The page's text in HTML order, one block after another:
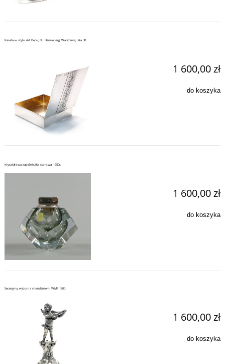
Kaseta w stylu Art Deco, Br. Henneberg, Warszawa, lata 30.
1 600,00 zł
do koszyka
Kryształowa zapalniczka stołowa, 1950r.
1 600,00 zł
do koszyka
Secesyjny wazon z cherubinem, WMF 1900
1 600,00 zł
do koszyka